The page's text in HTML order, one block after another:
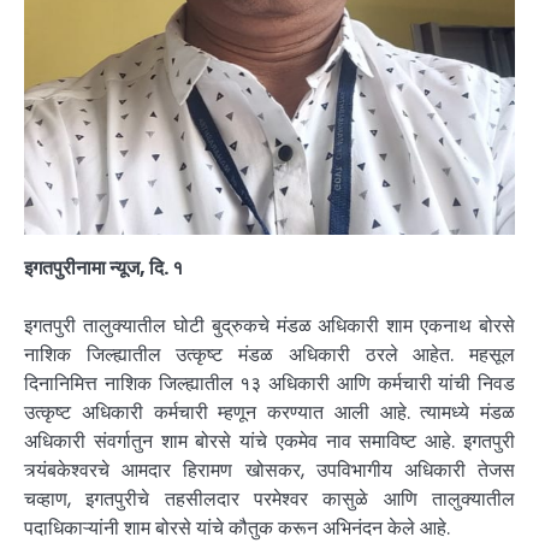
इगतपुरीनामा न्यूज, दि. १
इगतपुरी तालुक्यातील घोटी बुद्रुकचे मंडळ अधिकारी शाम एकनाथ बोरसे
नाशिक जिल्ह्यातील उत्कृष्ट मंडळ अधिकारी ठरले आहेत. महसूल
दिनानिमित्त नाशिक जिल्ह्यातील १३ अधिकारी आणि कर्मचारी यांची निवड
उत्कृष्ट अधिकारी कर्मचारी म्हणून करण्यात आली आहे. त्यामध्ये मंडळ
अधिकारी संवर्गातुन शाम बोरसे यांचे एकमेव नाव समाविष्ट आहे. इगतपुरी
त्र्यंबकेश्वरचे आमदार हिरामण खोसकर, उपविभागीय अधिकारी तेजस
चव्हाण, इगतपुरीचे तहसीलदार परमेश्वर कासुळे आणि तालुक्यातील
पदाधिकाऱ्यांनी शाम बोरसे यांचे कौतुक करून अभिनंदन केले आहे.